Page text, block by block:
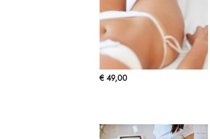
LASER DIODO - GAMBE PARZIALI
€ 49,00